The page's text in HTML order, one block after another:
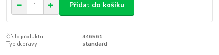
Přidat do košíku
Číslo produktu:
446561
Typ dopravy:
standard